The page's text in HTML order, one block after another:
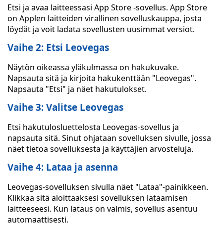
Etsi ja avaa laitteessasi App Store -sovellus. App Store
on Applen laitteiden virallinen sovelluskauppa, josta
löydät ja voit ladata sovellusten uusimmat versiot.
Vaihe 2: Etsi Leovegas
Näytön oikeassa yläkulmassa on hakukuvake.
Napsauta sitä ja kirjoita hakukenttään "Leovegas".
Napsauta "Etsi" ja näet hakutulokset.
Vaihe 3: Valitse Leovegas
Etsi hakutulosluettelosta Leovegas-sovellus ja
napsauta sitä. Sinut ohjataan sovelluksen sivulle, jossa
näet tietoa sovelluksesta ja käyttäjien arvosteluja.
Vaihe 4: Lataa ja asenna
Leovegas-sovelluksen sivulla näet "Lataa"-painikkeen.
Klikkaa sitä aloittaaksesi sovelluksen lataamisen
laitteeseesi. Kun lataus on valmis, sovellus asentuu
automaattisesti.